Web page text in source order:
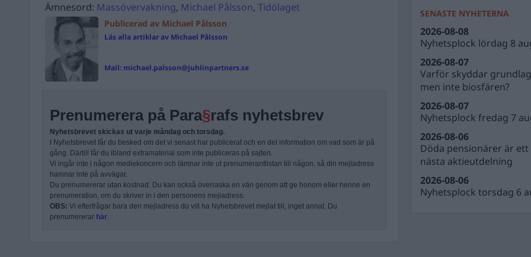
Ämnesord: Massövervakning, Michael Pålsson, Tidölaget
Publicerad av Michael Pålsson
Läs alla artiklar av Michael Pålsson
Mail: michael.palsson@juhlinpartners.se
Prenumerera på Para§rafs nyhetsbrev
Nyhetsbrevet skickas ut varje måndag och torsdag.
I Nyhetsbrevet får du besked om det vi senast har publicerat och en del information om vad som är på
gång. Därtill får du ibland extramaterial som inte publiceras på sajten.
Vi ingår inte i någon mediekoncern och lämnar inte ut prenumerantlistan till någon, så din mejladress
hamnar inte på avvägar.
Du prenumererar utan kostnad. Du kan också överraska en vän genom att ge honom eller henne en
prenumeration, om du skriver in i den personens mejladress.
OBS: Vi efterfrågar bara den mejladress du vill ha Nyhetsbrevet mejlat till, inget annat. Du
prenumererar här.
SENASTE NYHETERNA
Nyhetsplock lördag 8
2026-08-08
Varför skyddar
men inte biosfären?
2026-08-07
Nyhetsplock fredag 7
2026-08-07
Döda pensionärer är
nästa aktieutdelning
2026-08-06
Nyhetsplock torsdag 6
2026-08-06